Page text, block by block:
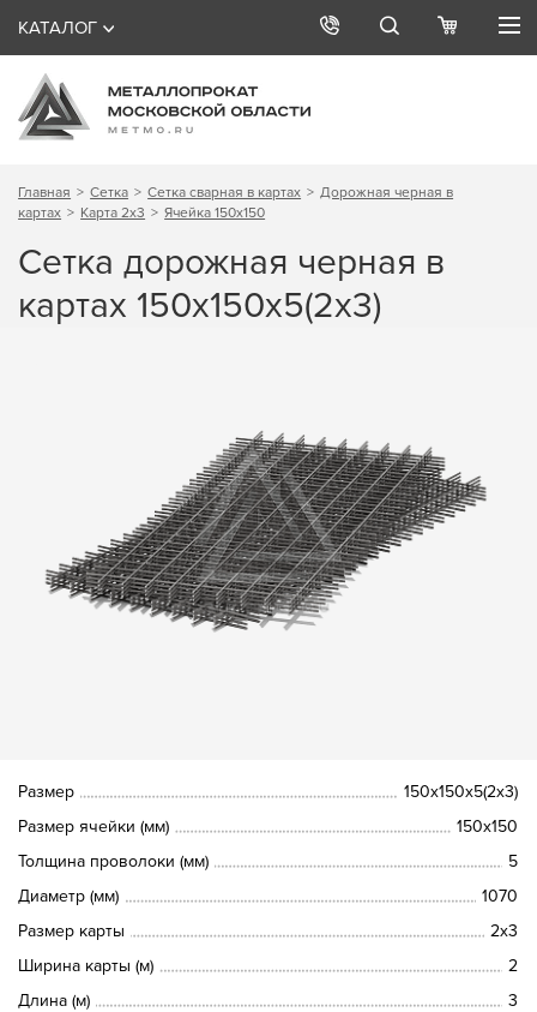
КАТАЛОГ
Главная Сетка Сетка сварная в картах
Дорожная черная в
картах
Карта 2х3 Ячейка 150х150
Сетка дорожная черная в
картах 150х150х5(2х3)
Размер
150х150х5(2х3)
Размер ячейки (мм)
150х150
Толщина проволоки (мм)
5
Диаметр (мм)
1070
Размер карты
2х3
Ширина карты (м)
2
Длина (м)
3